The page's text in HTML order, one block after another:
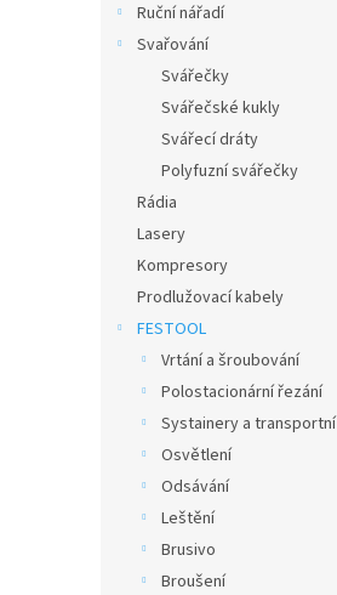
Ruční nářadí
Svařování
Svářečky
Svářečské kukly
Svářecí dráty
Polyfuzní svářečky
Rádia
Lasery
Kompresory
Prodlužovací kabely
FESTOOL
Vrtání a šroubování
Polostacionární řezání
Systainery a
Osvětlení
Odsávání
Leštění
Brusivo
Broušení